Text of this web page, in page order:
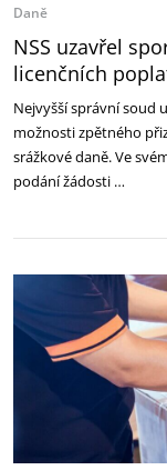
Daně
NSS uzavřel
licenčních
Nejvyšší správní soud
možnosti zpětného
srážkové daně. Ve
podání žádosti …